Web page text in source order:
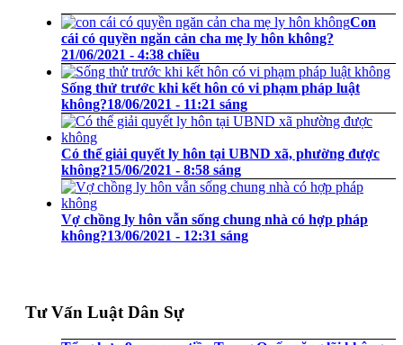
Con
cái có quyền ngăn cản cha mẹ ly hôn không?
21/06/2021 - 4:38 chiều
Sống thử trước khi kết hôn có vi phạm pháp luật
không?18/06/2021 - 11:21 sáng
Có thể giải quyết ly hôn tại UBND xã, phường được
không?15/06/2021 - 8:58 sáng
Vợ chồng ly hôn vẫn sống chung nhà có hợp pháp
không?13/06/2021 - 12:31 sáng
Tư Vấn Luật Dân Sự